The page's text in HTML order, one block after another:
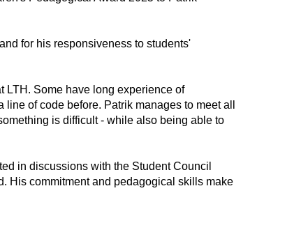
for his responsiveness to students'
LTH. Some have long experience of
of code before. Patrik manages to meet all
is difficult - while also being able to
in discussions with the Student Council
His commitment and pedagogical skills make